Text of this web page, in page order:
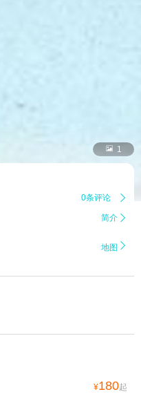
 1
0条评论 
简介 
地图 
¥180起